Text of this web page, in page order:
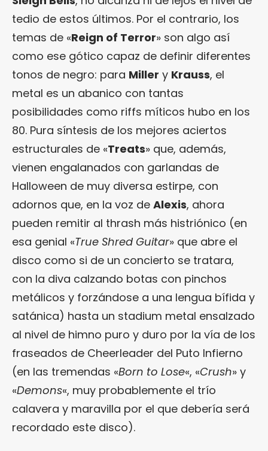
tedio de estos últimos. Por el contrario, los
temas de «Reign of Terror» son algo así
como ese gótico capaz de definir diferentes
tonos de negro: para Miller y Krauss, el
metal es un abanico con tantas
posibilidades como riffs míticos hubo en los
80. Pura síntesis de los mejores aciertos
estructurales de «Treats» que, además,
vienen engalanados con garlandas de
Halloween de muy diversa estirpe, con
adornos que, en la voz de Alexis, ahora
pueden remitir al thrash más histriónico (en
esa genial «True Shred Guitar» que abre el
disco como si de un concierto se tratara,
con la diva calzando botas con pinchos
metálicos y forzándose a una lengua bífida y
satánica) hasta un stadium metal ensalzado
al nivel de himno puro y duro por la vía de los
fraseados de Cheerleader del Puto Infierno
(en las tremendas «Born to Lose«, «Crush» y
«Demons«, muy probablemente el trío
calavera y maravilla por el que debería será
recordado este disco).